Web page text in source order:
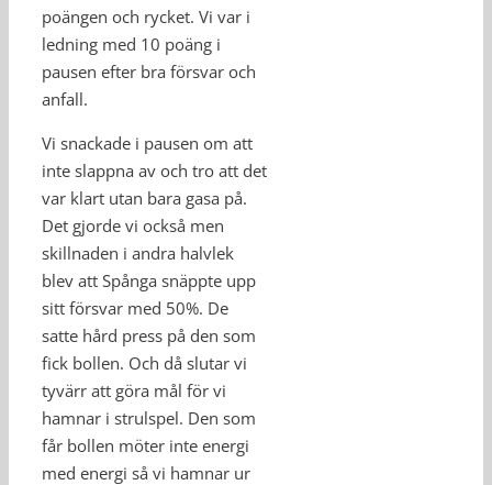
poängen och rycket. Vi var i
ledning med 10 poäng i
pausen efter bra försvar och
anfall.
Vi snackade i pausen om att
inte slappna av och tro att det
var klart utan bara gasa på.
Det gjorde vi också men
skillnaden i andra halvlek
blev att Spånga snäppte upp
sitt försvar med 50%. De
satte hård press på den som
fick bollen. Och då slutar vi
tyvärr att göra mål för vi
hamnar i strulspel. Den som
får bollen möter inte energi
med energi så vi hamnar ur